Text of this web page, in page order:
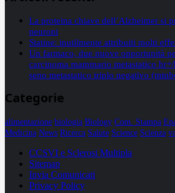
La proteina chiave dell’Alzheimer si
neuroni
Statine: inutilmente attribuiti molti
Un farmaco, due nuove opportunità
carcinoma mammario metastatico
seno metastatico triplo negativo
Categorie
alimentazione biologia Biology Com. Stampa
Medicina News Ricerca Salute Science Scienza
CCSVI e Sclerosi Multipla
Sitemap
Invia Comunicati
Privacy Policy